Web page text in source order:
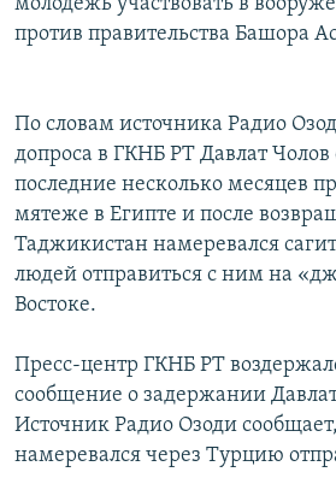
молодежь участвовать в
против правительства Башора
По словам источника Радио
допроса в ГКНБ РТ Давлат
последние несколько месяцев
мятеже в Египте и после
Таджикистан намеревался
людей отправиться с ним на
Востоке.
Пресс-центр ГКНБ РТ
сообщение о задержании
Источник Радио Озоди
намеревался через Турцию